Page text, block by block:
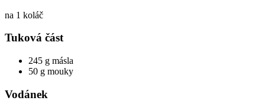
na 1 koláč
Tuková část
245 g másla
50 g mouky
Vodánek